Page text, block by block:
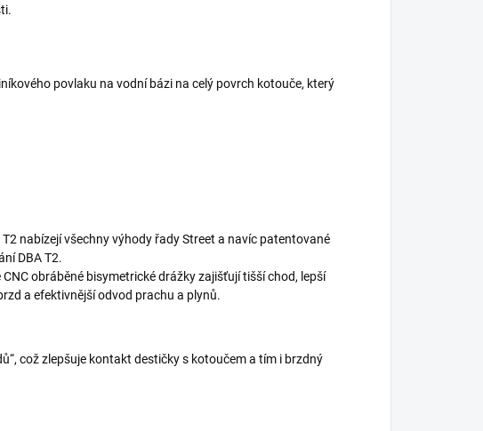
povlaku na vodní bázi na celý povrch kotouče, který
nabízejí všechny výhody řady Street a navíc patentované
DBA T2.
CNC obráběné bisymetrické drážky zajišťují tišší chod, lepší
a efektivnější odvod prachu a plynů.
což zlepšuje kontakt destičky s kotoučem a tím i brzdný